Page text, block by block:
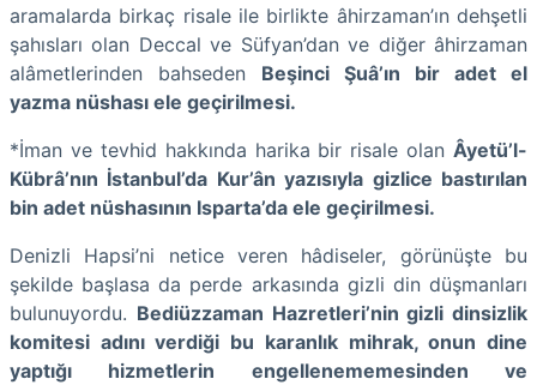
aramalarda birkaç risale ile birlikte âhirzaman’ın dehşetli
şahısları olan Deccal ve Süfyan’dan ve diğer âhirzaman
alâmetlerinden bahseden Beşinci Şuâ’ın bir adet el
yazma nüshası ele geçirilmesi.
*İman ve tevhid hakkında harika bir risale olan Âyetü’l-
Kübrâ’nın İstanbul’da Kur’ân yazısıyla gizlice bastırılan
bin adet nüshasının Isparta’da ele geçirilmesi.
Denizli Hapsi’ni netice veren hâdiseler, görünüşte bu
şekilde başlasa da perde arkasında gizli din düşmanları
bulunuyordu. Bediüzzaman Hazretleri’nin gizli dinsizlik
komitesi adını verdiği bu karanlık mihrak, onun dine
yaptığı hizmetlerin engellenememesinden ve